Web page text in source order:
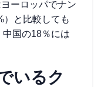
ーロッパでナン
）と比較しても
国の18％には
いるク